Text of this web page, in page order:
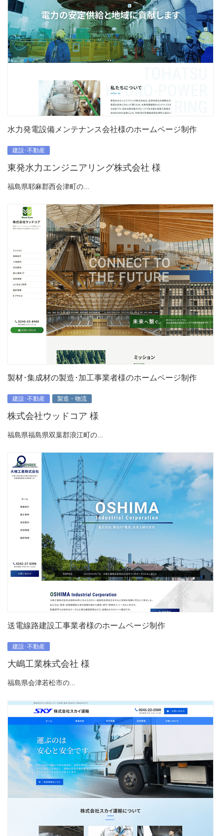
水力発電設備メンテナンス会社様のホームページ制作
建設･不動産
東発水力エンジニアリング株式会社 様
福島県耶麻郡西会津町の...
製材･集成材の製造･加工事業者様のホームページ制作
建設･不動産 製造・物流
株式会社ウッドコア 様
福島県福島県双葉郡浪江町の...
送電線路建設工事業者様のホームページ制作
建設･不動産
大嶋工業株式会社 様
福島県会津若松市の...